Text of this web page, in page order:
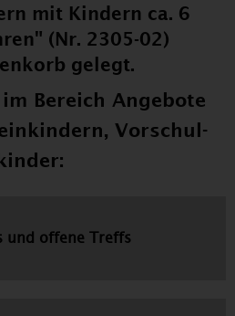
mit Kindern ca. 6
(Nr. 2305-02)
gelegt.
Bereich Angebote
Vorschul-
und offene Treffs